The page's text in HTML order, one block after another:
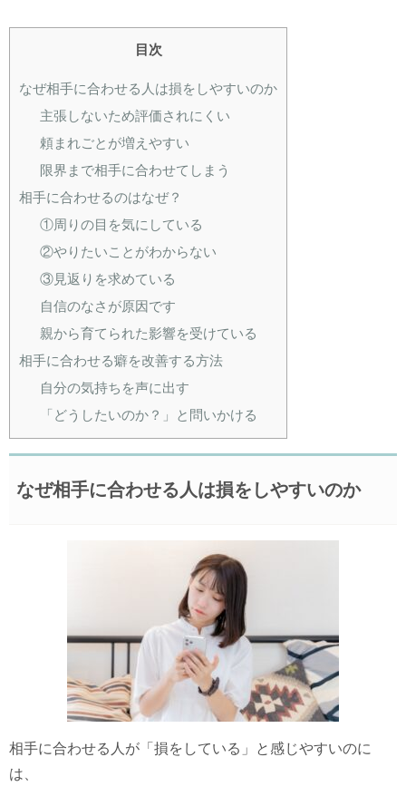
目次
なぜ相手に合わせる人は損をしやすいのか
主張しないため評価されにくい
頼まれごとが増えやすい
限界まで相手に合わせてしまう
相手に合わせるのはなぜ？
①周りの目を気にしている
②やりたいことがわからない
③見返りを求めている
自信のなさが原因です
親から育てられた影響を受けている
相手に合わせる癖を改善する方法
自分の気持ちを声に出す
「どうしたいのか？」と問いかける
なぜ相手に合わせる人は損をしやすいのか
相手に合わせる人が「損をしている」と感じやすいのに
は、